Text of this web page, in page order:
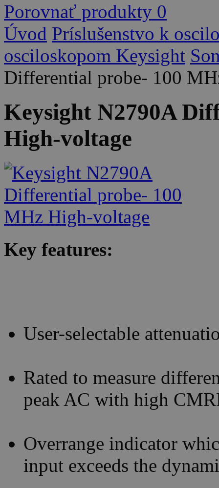
Porovnať produkty 0
Úvod Príslušenstvo k
osciloskopom Keysight
Differential probe- 100
Keysight N2790A
High-voltage
Key features:
User-selectable
Rated to measure
peak AC with high
Overrange indicator
input exceeds the